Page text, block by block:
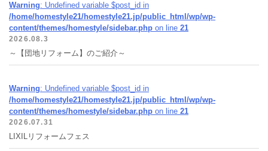
Warning: Undefined variable $post_id in
/home/homestyle21/homestyle21.jp/public_html/wp/wp-
content/themes/homestyle/sidebar.php on line 21
2026.08.3
～【団地リフォーム】のご紹介～
Warning: Undefined variable $post_id in
/home/homestyle21/homestyle21.jp/public_html/wp/wp-
content/themes/homestyle/sidebar.php on line 21
2026.07.31
LIXILリフォームフェス